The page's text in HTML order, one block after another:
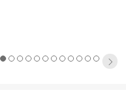
12345678910
1112